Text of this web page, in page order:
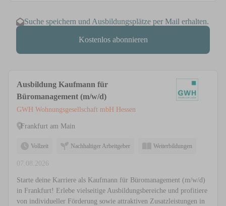
Suche speichern und Ausbildungsplätze per Mail erhalten.
Kostenlos abonnieren
Ausbildung Kaufmann für
Büromanagement (m/w/d)
GWH Wohnungsgesellschaft mbH Hessen
Frankfurt am Main
Vollzeit Nachhaltiger Arbeitgeber Weiterbildungen
07.08.2026
Starte deine Karriere als Kaufmann für Büromanagement (m/w/d)
in Frankfurt! Erlebe vielseitige Ausbildungsbereiche und profitiere
von individueller Förderung sowie attraktiven Zusatzleistungen in